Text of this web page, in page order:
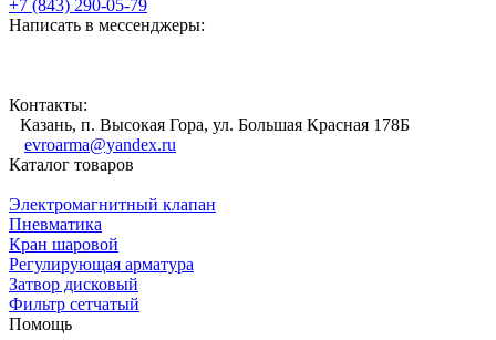
+7 (843) 290-05-79
Написать в мессенджеры:
Контакты:
Казань, п. Высокая Гора, ул. Большая Красная 178Б
evroarma@yandex.ru
Каталог товаров
Электромагнитный клапан
Пневматика
Кран шаровой
Регулирующая арматура
Затвор дисковый
Фильтр сетчатый
Помощь